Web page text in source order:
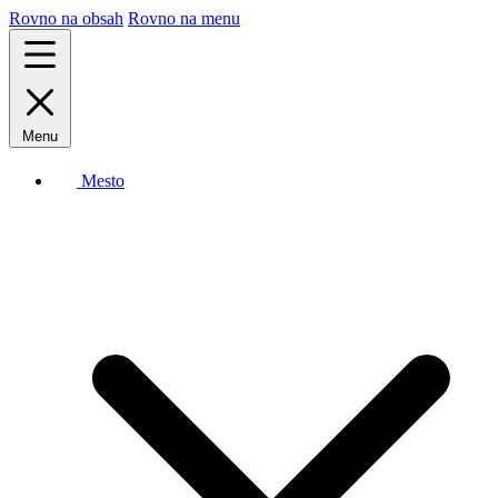
Rovno na obsah Rovno na menu
Menu
Mesto